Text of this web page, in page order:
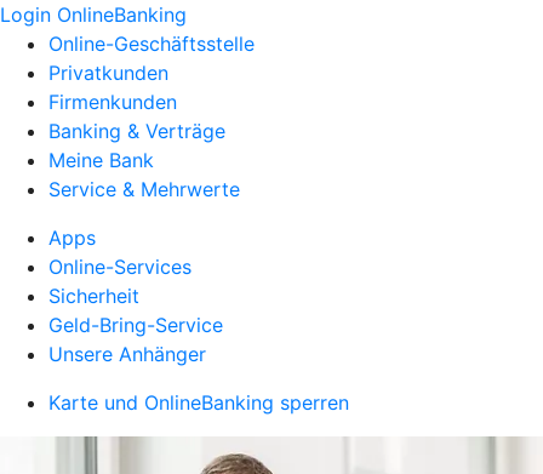
Login OnlineBanking
Online-Geschäftsstelle
Privatkunden
Firmenkunden
Banking & Verträge
Meine Bank
Service & Mehrwerte
Apps
Online-Services
Sicherheit
Geld-Bring-Service
Unsere Anhänger
Karte und OnlineBanking sperren